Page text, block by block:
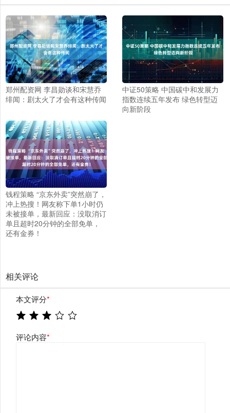
郑州配资网 李昌勋谈和宋慧乔
绯闻：剧太火了才会有这种传闻
中证50策略 中国碳中和发展力
指数连续五年发布 绿色转型迈
向新阶段
钱程策略 “京东外卖”突然崩了，
冲上热搜！网友称下单1小时仍
未被接单，最新回应：没取消订
单且超时20分钟的全部免单，
还有金券！
相关评论
本文评分*
评论内容*